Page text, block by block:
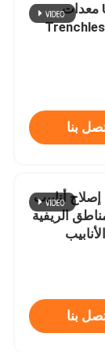
تهب خرطوم UV CIPP معدات
بنا
Cure UV CIPP Lining إصلاح أنابيب
الريفية
بنا